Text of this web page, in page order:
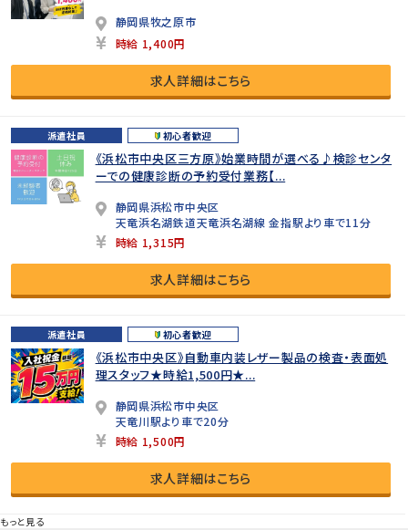
静岡県牧之原市
時給 1,400円
求人詳細はこちら
派遣社員 初心者歓迎
《浜松市中央区三方原》始業時間が選べる♪検診センタ
ーでの健康診断の予約受付業務【...
静岡県浜松市中央区
天竜浜名湖鉄道天竜浜名湖線 金指駅より車で11分
時給 1,315円
求人詳細はこちら
派遣社員 初心者歓迎
《浜松市中央区》自動車内装レザー製品の検査・表面処
理スタッフ★時給1,500円★...
静岡県浜松市中央区
天竜川駅より車で20分
時給 1,500円
求人詳細はこちら
もっと見る